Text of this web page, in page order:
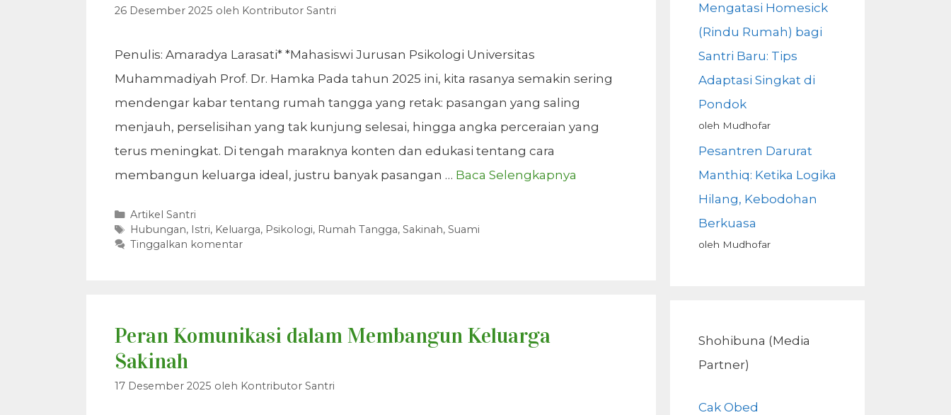
26 Desember 2025 oleh Kontributor Santri
Penulis: Amaradya Larasati* *Mahasiswi Jurusan Psikologi Universitas
Muhammadiyah Prof. Dr. Hamka Pada tahun 2025 ini, kita rasanya semakin sering
mendengar kabar tentang rumah tangga yang retak: pasangan yang saling
menjauh, perselisihan yang tak kunjung selesai, hingga angka perceraian yang
terus meningkat. Di tengah maraknya konten dan edukasi tentang cara
membangun keluarga ideal, justru banyak pasangan … Baca Selengkapnya
Kategori
Artikel Santri
Tag
Hubungan, Istri, Keluarga, Psikologi, Rumah Tangga, Sakinah, Suami
Tinggalkan komentar
Peran Komunikasi dalam Membangun Keluarga
Sakinah
17 Desember 2025 oleh Kontributor Santri
Mengatasi Homesick
(Rindu Rumah) bagi
Santri Baru: Tips
Adaptasi Singkat di
Pondok
oleh Mudhofar
Pesantren Darurat
Manthiq: Ketika Logika
Hilang, Kebodohan
Berkuasa
oleh Mudhofar
Shohibuna (Media
Partner)
Cak Obed